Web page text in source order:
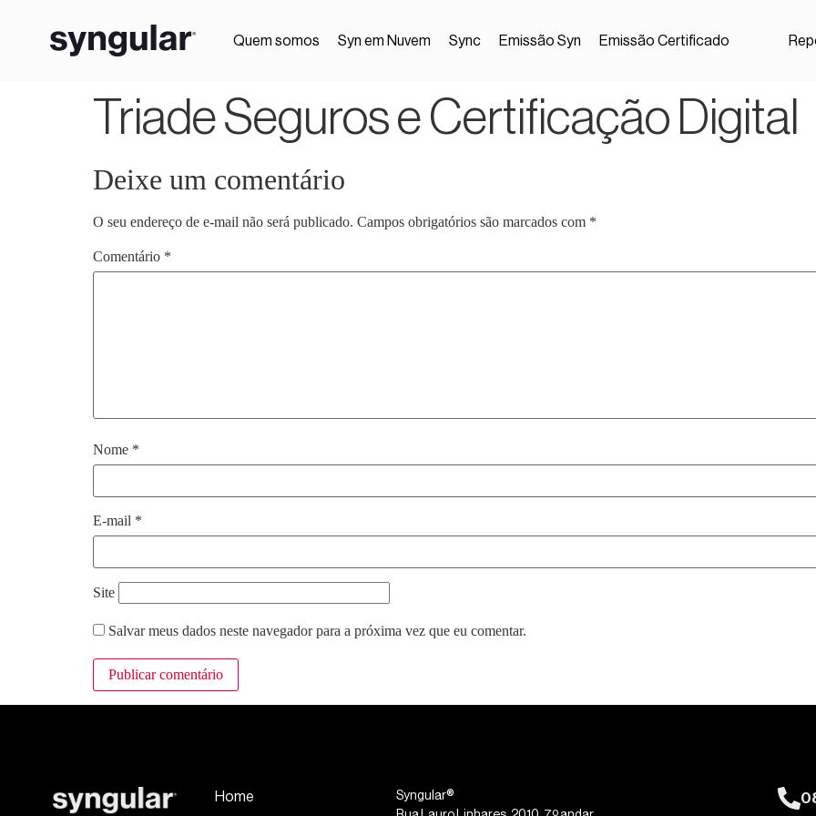
Quem somos Syn em Nuvem Sync Emissão Syn Emissão Certificado
Triade Seguros e Certificação Digital
Deixe um comentário
O seu endereço de e-mail não será publicado. Campos obrigatórios são marcados com *
Comentário *
Nome *
E-mail *
Site
Salvar meus dados neste navegador para a próxima vez que eu comentar.
Home
Syngular®